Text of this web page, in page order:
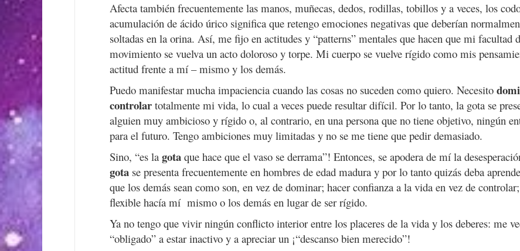
Afecta también frecuentemente las manos, muñecas, dedos, rodillas, tobillos y a veces, los
acumulación de ácido úrico significa que retengo emociones negativas que deberían
soltadas en la orina. Así, me fijo en actitudes y “patterns” mentales que hacen que mi facultad
movimiento se vuelva un acto doloroso y torpe. Mi cuerpo se vuelve rígido como mis
actitud frente a mí – mismo y los demás.
Puedo manifestar mucha impaciencia cuando las cosas no suceden como quiero. Necesito
controlar totalmente mi vida, lo cual a veces puede resultar difícil. Por lo tanto, la gota se
alguien muy ambicioso y rígido o, al contrario, en una persona que no tiene objetivo, ningún
para el futuro. Tengo ambiciones muy limitadas y no se me tiene que pedir demasiado.
Sino, “es la gota que hace que el vaso se derrama”! Entonces, se apodera de mí la
gota se presenta frecuentemente en hombres de edad madura y por lo tanto quizás deba
que los demás sean como son, en vez de dominar; hacer confianza a la vida en vez de
flexible hacía mí mismo o los demás en lugar de ser rígido.
Ya no tengo que vivir ningún conflicto interior entre los placeres de la vida y los deberes: me
“obligado” a estar inactivo y a apreciar un ¡“descanso bien merecido”!